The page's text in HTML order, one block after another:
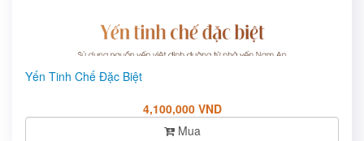
Yến Tinh Chế Đặc Biệt
4,100,000 VND
Mua